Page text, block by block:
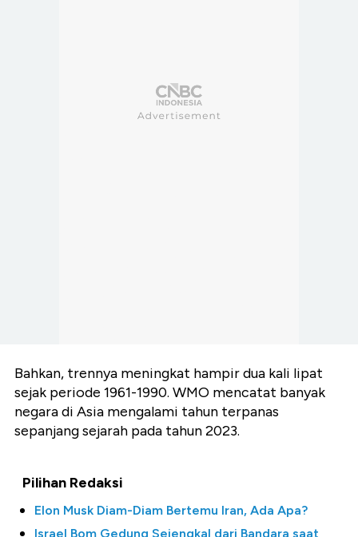
Bahkan, trennya meningkat hampir dua kali lipat
sejak periode 1961-1990. WMO mencatat banyak
negara di Asia mengalami tahun terpanas
sepanjang sejarah pada tahun 2023.
Pilihan Redaksi
Elon Musk Diam-Diam Bertemu Iran, Ada Apa?
Israel Bom Gedung Sejengkal dari Bandara saat